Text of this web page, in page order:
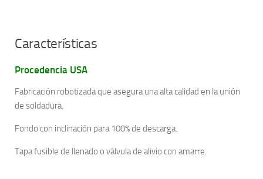
Características
Procedencia USA
Fabricación robotizada que asegura una alta calidad en la unión
de soldadura.
Fondo con inclinación para 100% de descarga.
Tapa fusible de llenado o válvula de alivio con amarre.